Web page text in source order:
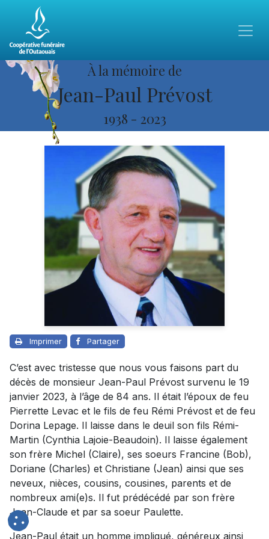
À la mémoire de
Jean-Paul Prévost
1938 - 2023
Imprimer Partager
C’est avec tristesse que nous vous faisons part du
décès de monsieur Jean-Paul Prévost survenu le 19
janvier 2023, à l’âge de 84 ans. Il était l’époux de feu
Pierrette Levac et le fils de feu Rémi Prévost et de feu
Dorina Lepage. Il laisse dans le deuil son fils Rémi-
Martin (Cynthia Lajoie-Beaudoin). Il laisse également
son frère Michel (Claire), ses soeurs Francine (Bob),
Doriane (Charles) et Christiane (Jean) ainsi que ses
neveux, nièces, cousins, cousines, parents et de
nombreux ami(e)s. Il fut prédécédé par son frère
Jean-Claude et par sa soeur Paulette.
Jean-Paul était un homme impliqué, généreux ainsi